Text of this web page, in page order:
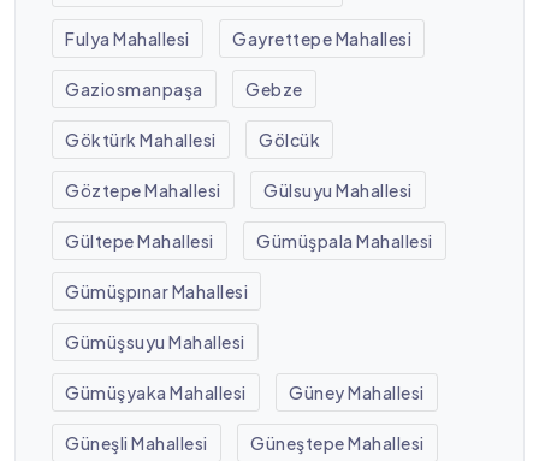
Fulya Mahallesi Gayrettepe Mahallesi
Gaziosmanpaşa Gebze
Göktürk Mahallesi Gölcük
Göztepe Mahallesi Gülsuyu Mahallesi
Gültepe Mahallesi Gümüşpala Mahallesi
Gümüşpınar Mahallesi
Gümüşsuyu Mahallesi
Gümüşyaka Mahallesi Güney Mahallesi
Güneşli Mahallesi Güneştepe Mahallesi